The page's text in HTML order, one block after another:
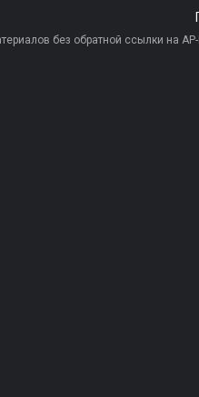
без обратной ссылки на